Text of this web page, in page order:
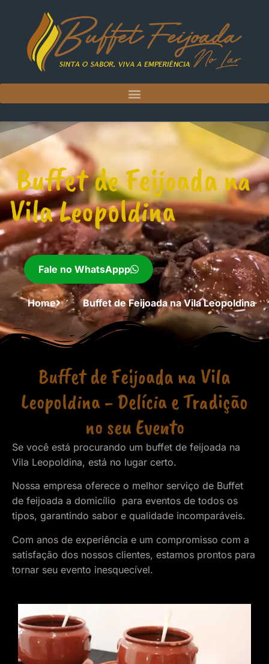
Buffet de Feijoada na
Vila Leopoldina
Fale no WhatsAppp
Home Buffet de Feijoada na Vila Leopoldina
Buffet de Feijoada na Vila
Leopoldina - Delícia e Tradição
no seu Evento
Se você está procurando um buffet de feijoada na
Vila Leopoldina, está no lugar certo.
Nossa empresa oferece o melhor serviço de Buffet
de feijoada a domicílio para eventos de todos os
tipos, garantindo sabor e qualidade incomparáveis.
Com anos de experiência e um compromisso com a
satisfação dos nossos clientes, estamos prontos para
tornar seu evento inesquecível.